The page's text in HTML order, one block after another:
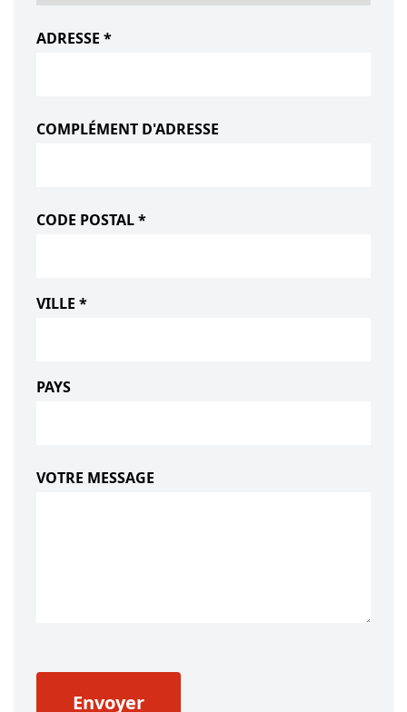
ADRESSE *
COMPLÉMENT D'ADRESSE
CODE POSTAL *
VILLE *
PAYS
VOTRE MESSAGE
Envoyer